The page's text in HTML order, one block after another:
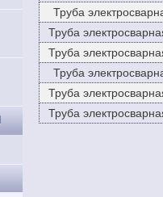
Труба
Труба
Труба
Труба
Труба
Труба